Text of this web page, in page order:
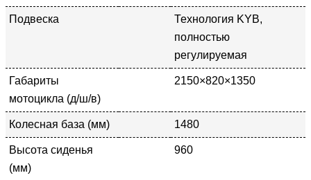
Подвеска
Технология KYB,
полностью
регулируемая
Габариты
мотоцикла (д/ш/в)
2150×820×1350
Колесная база (мм) 1480
Высота сиденья
(мм)
960